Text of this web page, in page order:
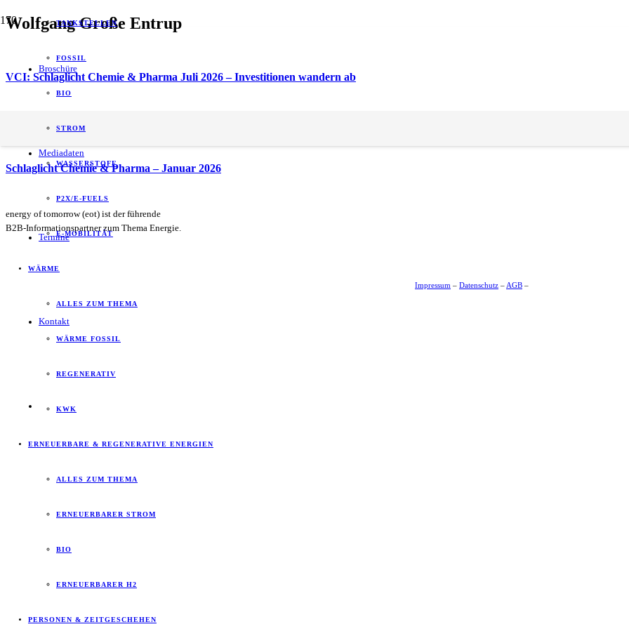
Broschüre
Mediadaten
Termine
Kontakt
TANKSTELLEN
FOSSIL
BIO
STROM
WASSERSTOFF
P2X/E-FUELS
E-MOBILITÄT
WÄRME
ALLES ZUM THEMA
WÄRME FOSSIL
REGENERATIV
KWK
ERNEUERBARE & REGENERATIVE ENERGIEN
ALLES ZUM THEMA
ERNEUERBARER STROM
BIO
ERNEUERBARER H2
PERSONEN & ZEITGESCHEHEN
Wolfgang Große Entrup
VCI: Schlaglicht Chemie & Pharma Juli 2026 – Investitionen wandern ab
Schlaglicht Chemie & Pharma – Januar 2026
energy of tomorrow (eot) ist der führende
B2B-Informationspartner zum Thema Energie.
Impressum – Datenschutz – AGB –